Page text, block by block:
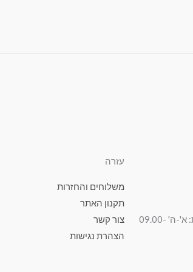
שעות פעילות שרות הלקוחות: א'-ה' 09.00-
עזרה
משלוחים והחזרות
תקנון האתר
צור קשר
הצהרת נגישות